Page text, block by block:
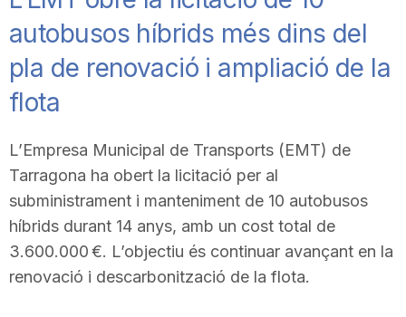
autobusos híbrids més dins del
pla de renovació i ampliació de la
flota
L’Empresa Municipal de Transports (EMT) de
Tarragona ha obert la licitació per al
subministrament i manteniment de 10 autobusos
híbrids durant 14 anys, amb un cost total de
3.600.000 €. L’objectiu és continuar avançant en la
renovació i descarbonització de la flota.